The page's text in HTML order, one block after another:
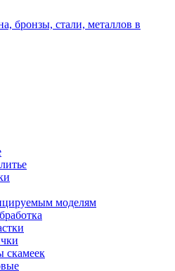
моделям
скамеек